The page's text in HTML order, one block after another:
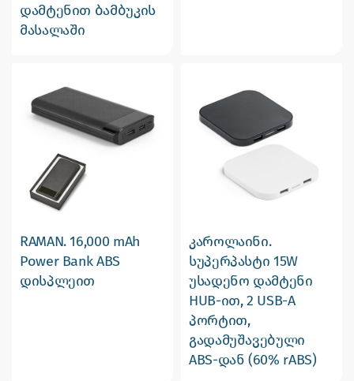
დამტენით ბამბუკის
მასალაში
RAMAN. 16,000 mAh
Power Bank ABS
დისპლეით
კაროლაინი.
სუპერპასტი 15W
უსადენო დამტენი
HUB-ით, 2 USB-A
პორტით,
გადამუშავებული
ABS-დან (60% rABS)